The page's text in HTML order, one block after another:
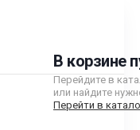
В корзине
Перейдите в
или найдите
Перейти в